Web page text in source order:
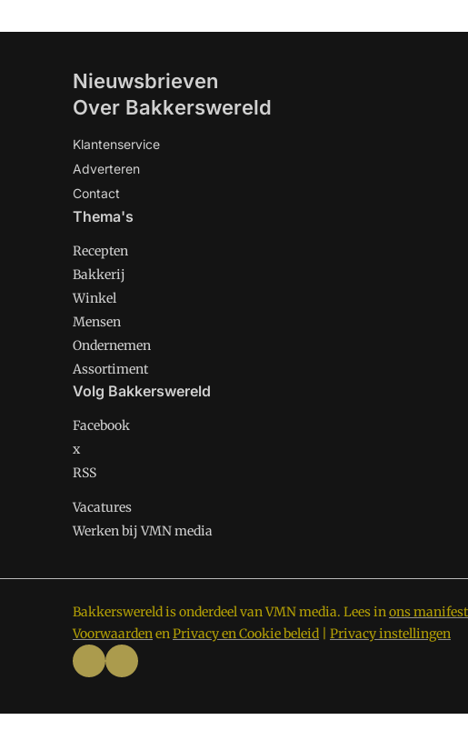
Nieuwsbrieven
Over Bakkerswereld
Klantenservice
Adverteren
Contact
Thema's
Recepten
Bakkerij
Winkel
Mensen
Ondernemen
Assortiment
Volg Bakkerswereld
Facebook
x
RSS
Vacatures
Werken bij VMN media
Bakkerswereld is onderdeel van VMN media. Lees inons manifest
VoorwaardenenPrivacy en Cookie beleid Privacy instellingen